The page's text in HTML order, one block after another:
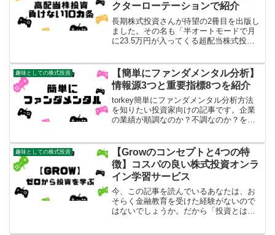
クターローテーションで紹介
長期株式投資さんが待望の2冊目を出版し
ました。その名も「半オートモードで月
に23.5万円が入ってくる超配当株式投
ップして読みごたえのある書籍となって
いました。書籍の...
趣味としての株式投資
【簡単にファンダメンタル分析】
情報源3つと重要指標8つを紹介
torkey簡単にファンダメンタル分析方法
を知りたい投資家向けの記事です。企業
の業績が順調なのか？不調なのか？をチ
投資がしたい！」や「経営基盤が盤石な
優良企業に投資がし...
趣味としての株式投資
【Growのコンセプトと4つの特
徴】コスパの良い株式投資オンラ
イン学習サービス
今、この記事を読んでいるあなたは、お
そらく金融教育を受けた経験がないので
はないでしょうか。だから「投資とは何